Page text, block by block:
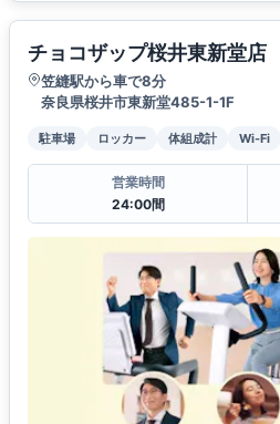
チョコザップ桜井東新堂店
笠縫駅から車で8分
奈良県桜井市東新堂485-1-1F
駐車場 ロッカー 体組成計 Wi-Fi
営業時間
24:00間